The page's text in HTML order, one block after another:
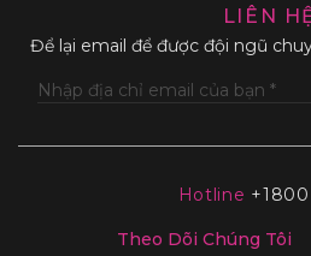
LIÊN
Để lại email để được đội ngũ
Hotline
Theo Dõi Chúng Tôi